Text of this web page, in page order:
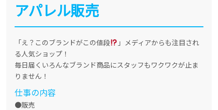
アパレル販売
「え？このブランドがこの値段
」メディアからも注目され
る人気ショップ！
毎日届くいろんなブランド商品にスタッフもワクワクが止ま
りません！
仕事の内容
●販売